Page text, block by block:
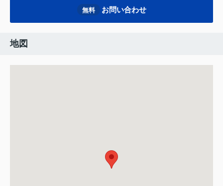
無料 お問い合わせ
地図